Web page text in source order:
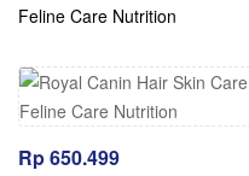
Feline Care Nutrition
Rp650.499